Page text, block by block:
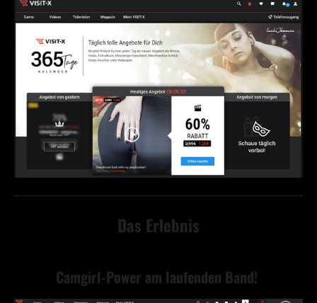
Das Erlebnis
Camgirl-Power am laufenden Band!